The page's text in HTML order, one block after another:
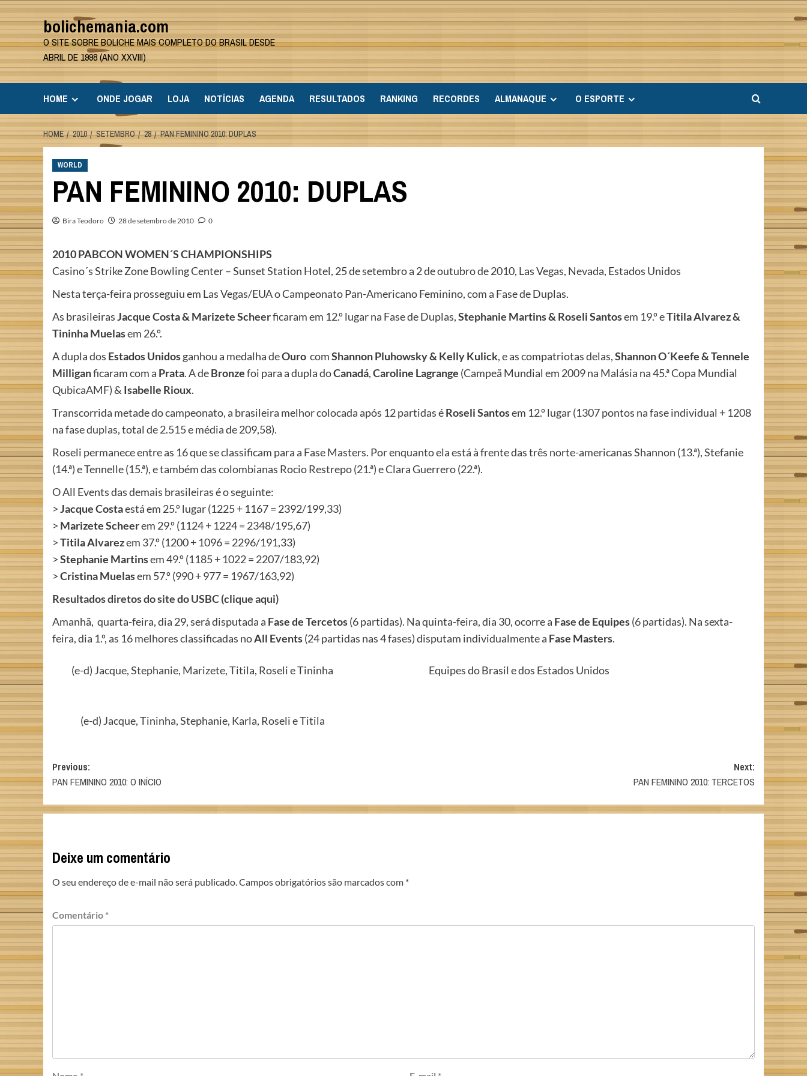
Skip
to
content
bolichemania.com
O SITE SOBRE BOLICHE MAIS COMPLETO DO BRASIL DESDE
ABRIL DE 1998 (ANO XXVIII)
HOME ONDE JOGAR LOJA NOTÍCIAS AGENDA RESULTADOS RANKING RECORDES ALMANAQUE O ESPORTE
HOME 2010 SETEMBRO 28 PAN FEMININO 2010: DUPLAS
WORLD
PAN FEMININO 2010: DUPLAS
Bira Teodoro 28 de setembro de 2010 0
2010 PABCON WOMEN´S CHAMPIONSHIPS
Casino´s Strike Zone Bowling Center – Sunset Station Hotel, 25 de setembro a 2 de outubro de 2010, Las Vegas, Nevada, Estados Unidos
Nesta terça-feira prosseguiu em Las Vegas/EUA o Campeonato Pan-Americano Feminino, com a Fase de Duplas.
As brasileirasJacque Costa & Marizete Scheerficaram em 12.º lugar na Fase de Duplas,Stephanie Martins & Roseli Santosem 19.º eTitila Alvarez &
Tininha Muelasem 26.º.
A dupla dos Estados Unidosganhou a medalha deOuro comShannon Pluhowsky & Kelly Kulick, e as compatriotas delas,Shannon O´Keefe & Tennele
Milliganficaram com a Prata. A deBronzefoi para a dupla doCanadá,Caroline Lagrange (Campeã Mundial em 2009 na Malásia na 45.ª Copa Mundial
QubicaAMF) & Isabelle Rioux.
Transcorrida metade do campeonato, a brasileira melhor colocada após 12 partidas éRoseli Santosem 12.º lugar (1307 pontos na fase individual + 1208
na fase duplas, total de 2.515 e média de 209,58).
Roseli permanece entre as 16 que se classificam para a Fase Masters. Por enquanto ela está à frente das três norte-americanas Shannon (13.ª), Stefanie
(14.ª) e Tennelle (15.ª), e também das colombianas Rocio Restrepo (21.ª) e Clara Guerrero (22.ª).
O All Events das demais brasileiras é o seguinte:
>Jacque Costaestá em 25.º lugar (1225 + 1167 = 2392/199,33)
> Marizete Scheerem 29.º (1124 + 1224 = 2348/195,67)
>Titila Alvarezem 37.º (1200 + 1096 = 2296/191,33)
>Stephanie Martinsem 49.º (1185 + 1022 = 2207/183,92)
>Cristina Muelasem 57.º (990 + 977 = 1967/163,92)
Resultados diretos do site do USBC (clique aqui)
Amanhã, quarta-feira, dia 29, será disputada a Fase de Tercetos(6 partidas). Na quinta-feira, dia 30, ocorre a Fase de Equipes(6 partidas). Na sexta-
feira, dia 1.º, as 16 melhores classificadas noAll Events(24 partidas nas 4 fases) disputam individualmente a Fase Masters.
(e-d) Jacque, Stephanie, Marizete, Titila, Roseli e Tininha Equipes do Brasil e dos Estados Unidos
(e-d) Jacque, Tininha, Stephanie, Karla, Roseli e Titila
Post
navigation
Previous:
PAN FEMININO 2010: O INÍCIO
Next:
PAN FEMININO 2010: TERCETOS
Deixe um comentário
O seu endereço de e-mail não será publicado.Campos obrigatórios são marcados com *
Comentário *